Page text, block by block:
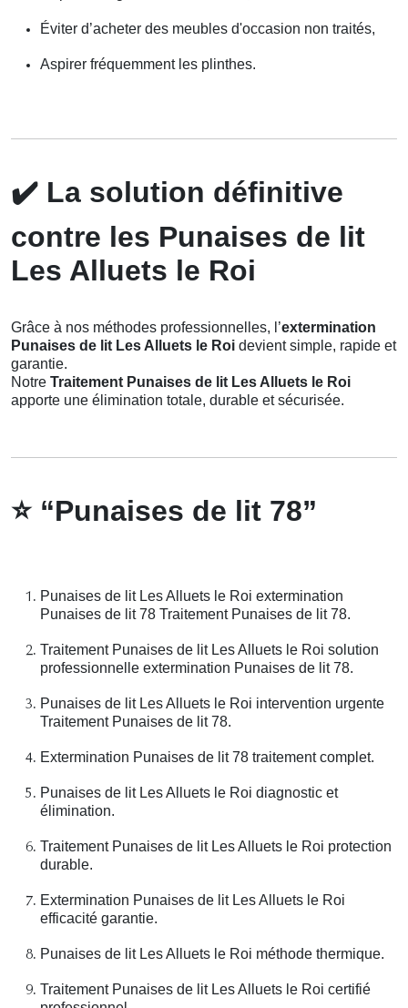
Éviter d’acheter des meubles d'occasion non traités,
Aspirer fréquemment les plinthes.
✔️ La solution définitive
contre les Punaises de lit
Les Alluets le Roi
Grâce à nos méthodes professionnelles, l’extermination
Punaises de lit Les Alluets le Roi devient simple, rapide et
garantie.
Notre Traitement Punaises de lit Les Alluets le Roi
apporte une élimination totale, durable et sécurisée.
⭐“Punaises de lit 78”
Punaises de lit Les Alluets le Roi extermination
Punaises de lit 78 Traitement Punaises de lit 78.
Traitement Punaises de lit Les Alluets le Roi solution
professionnelle extermination Punaises de lit 78.
Punaises de lit Les Alluets le Roi intervention urgente
Traitement Punaises de lit 78.
Extermination Punaises de lit 78 traitement complet.
Punaises de lit Les Alluets le Roi diagnostic et
élimination.
Traitement Punaises de lit Les Alluets le Roi protection
durable.
Extermination Punaises de lit Les Alluets le Roi
efficacité garantie.
Punaises de lit Les Alluets le Roi méthode thermique.
Traitement Punaises de lit Les Alluets le Roi certifié